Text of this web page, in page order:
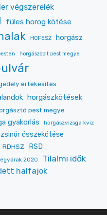
végszerelék
füles horog kötése
HOFESZ horgász
horgászbolt pest megye
értékesítés
horgászkötések
pest megye
gyakorlás
horgászvizsga kvíz
összekötése
RDHSZ RSD
2020
Tilalmi idők
halfajok